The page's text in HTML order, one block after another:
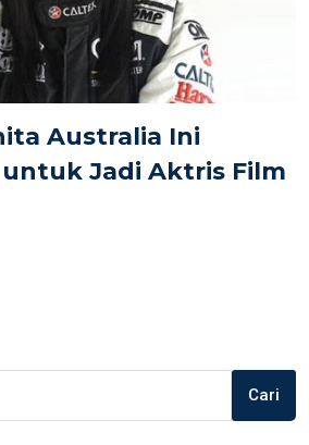
Australia Ini
Jadi Aktris Film
Cari